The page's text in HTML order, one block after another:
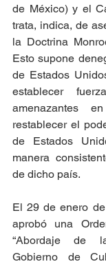
de México) y el
trata, indica, de
la Doctrina
Esto supone
de Estados
establecer
amenazantes
restablecer el
de Estados
manera
de dicho país.
El 29 de enero
aprobó una
“Abordaje de
Gobierno de